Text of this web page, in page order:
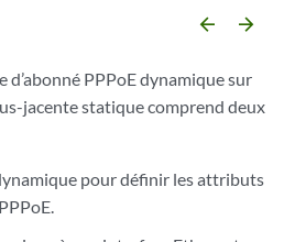
arrow_backward arrow_forward
d’abonné PPPoE dynamique sur
jacente statique comprend deux
pour définir les attributs
PPPoE.